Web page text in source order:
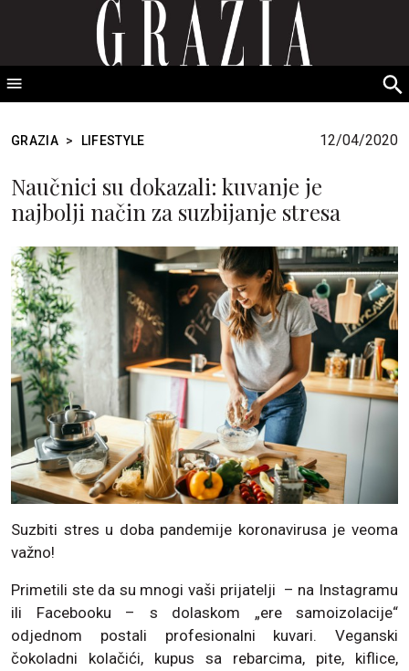
GRAZIA Srbija
GRAZIA > LIFESTYLE 12/04/2020
Naučnici su dokazali: kuvanje je
najbolji način za suzbijanje stresa
Suzbiti stres u doba pandemije koronavirusa je veoma
važno!
Primetili ste da su mnogi vaši prijatelji – na Instagramu
ili Facebooku – s dolaskom „ere samoizolacije“
odjednom postali profesionalni kuvari. Veganski
čokoladni kolačići, kupus sa rebarcima, pite, kiflice,